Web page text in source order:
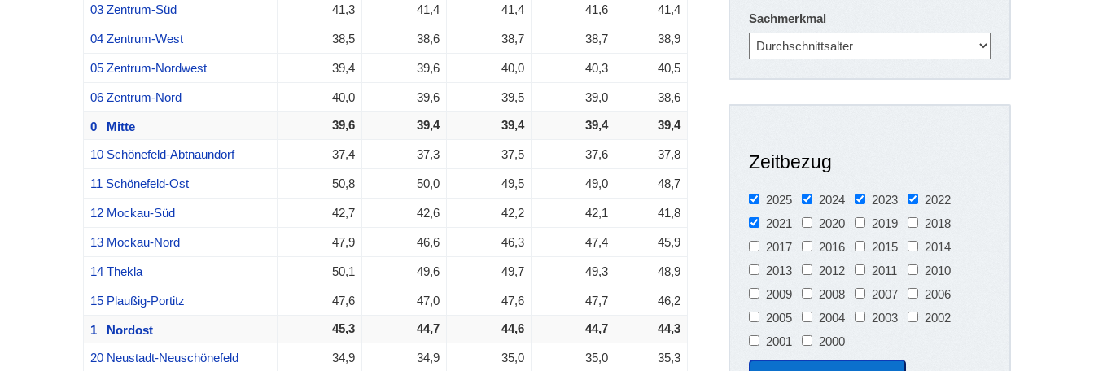
03 Zentrum-Süd 41,3 41,4 41,4 41,6 41,4
04 Zentrum-West 38,5 38,6 38,7 38,7 38,9
05 Zentrum-Nordwest 39,4 39,6 40,0 40,3 40,5
06 Zentrum-Nord 40,0 39,6 39,5 39,0 38,6
0 Mitte 39,6 39,4 39,4 39,4 39,4
10 Schönefeld-Abtnaundorf 37,4 37,3 37,5 37,6 37,8
11 Schönefeld-Ost 50,8 50,0 49,5 49,0 48,7
12 Mockau-Süd 42,7 42,6 42,2 42,1 41,8
13 Mockau-Nord 47,9 46,6 46,3 47,4 45,9
14 Thekla 50,1 49,6 49,7 49,3 48,9
15 Plaußig-Portitz 47,6 47,0 47,6 47,7 46,2
1 Nordost 45,3 44,7 44,6 44,7 44,3
20 Neustadt-Neuschönefeld 34,9 34,9 35,0 35,0 35,3
Sachmerkmal
Zeitbezug
2025 2024 2023
2022
2021
2020 2019
2018
2017
2016 2015
2014
2013
2012 2011
2010
2009
2008 2007
2006
2005
2004 2003
2002
2001
2000